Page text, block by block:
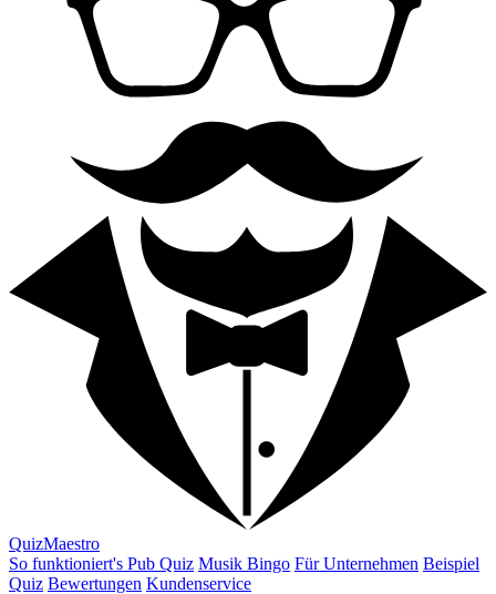
QuizMaestro
So funktioniert's Pub Quiz Musik Bingo Für Unternehmen Beispiel
Quiz Bewertungen Kundenservice